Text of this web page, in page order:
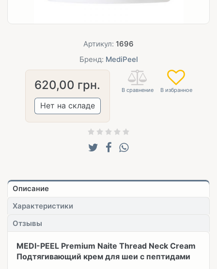
Артикул: 1696
Бренд: MediPeel
620,00 грн.
Нет на складе
Описание
Характеристики
Отзывы
MEDI-PEEL Premium Naite Thread Neck Cream
Подтягивающий крем для шеи с пептидами